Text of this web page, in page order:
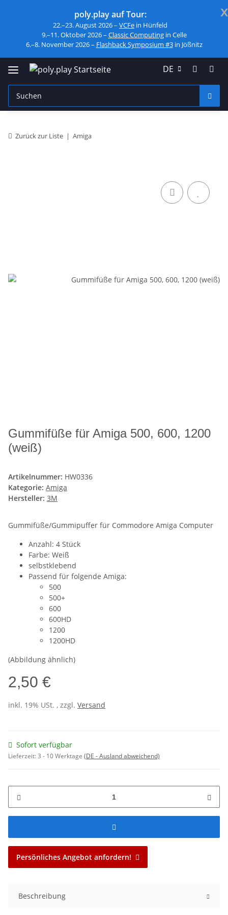
x
poly.play auf Tour:
22.–23. August 2026 – VCFe in Hünfeld
9.–11. Oktober 2026 – Classic Computingin Celle
6.–8. November 2026 – Flashback Symposium #3in Jößnitz
DE
Zurück zur Liste Amiga
Gummifüße für Amiga 500, 600, 1200
(weiß)
Artikelnummer: HW0336
Kategorie: Amiga
Hersteller: 3M
Gummifüße/Gummipuffer für Commodore Amiga Computer
Anzahl: 4 Stück
Farbe: Weiß
selbstklebend
Passend für folgende Amiga:
500
500+
600
600HD
1200
1200HD
(Abbildung ähnlich)
2,50 €
inkl. 19% USt. , zzgl. Versand
Sofort verfügbar
Lieferzeit:3 - 10 Werktage (DE - Ausland abweichend)
Persönliches Angebot anfordern!
Beschreibung